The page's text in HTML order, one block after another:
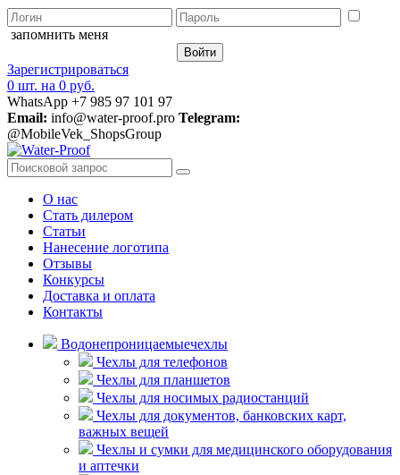
запомнить меня
Зарегистрироваться
0 шт. на 0 руб.
WhatsApp +7 985 97 101 97
Email: info@water-proof.pro Telegram:
@MobileVek_ShopsGroup
О нас
Стать дилером
Статьи
Нанесение логотипа
Отзывы
Конкурсы
Доставка и оплата
Контакты
Водонепроницаемыечехлы
Чехлы для телефонов
Чехлы для планшетов
Чехлы для носимых радиостанций
Чехлы для документов, банковских карт,
важных вещей
Чехлы и сумки для медицинского оборудования
и аптечки